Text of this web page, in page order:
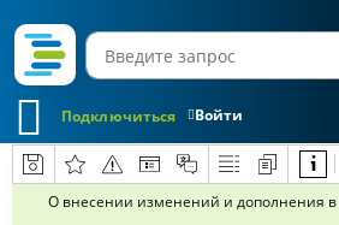
Войти
Подключиться
О внесении изменений и дополнения в